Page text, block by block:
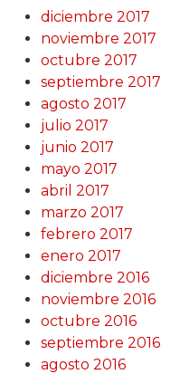
diciembre 2017
noviembre 2017
octubre 2017
septiembre 2017
agosto 2017
julio 2017
junio 2017
mayo 2017
abril 2017
marzo 2017
febrero 2017
enero 2017
diciembre 2016
noviembre 2016
octubre 2016
septiembre 2016
agosto 2016